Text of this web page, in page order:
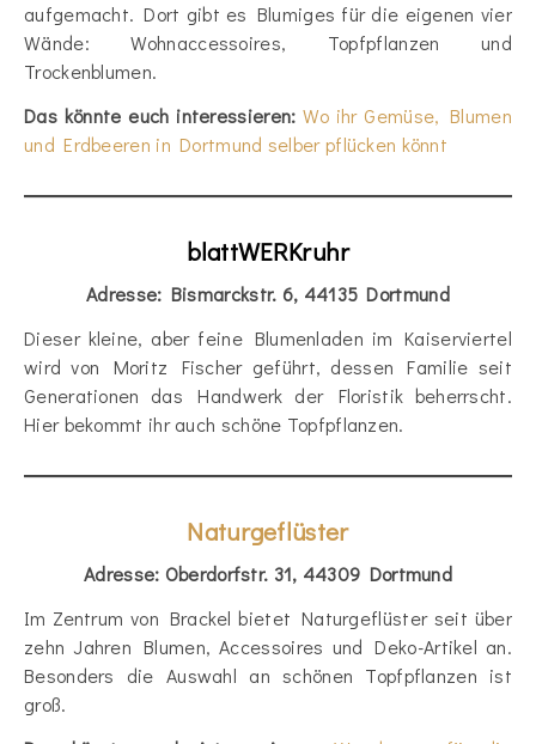
aufgemacht. Dort gibt es Blumiges für die eigenen vier
Wände: Wohnaccessoires, Topfpflanzen und
Trockenblumen.
Das könnte euch interessieren: Wo ihr Gemüse, Blumen
und Erdbeeren in Dortmund selber pflücken könnt
blattWERKruhr
Adresse: Bismarckstr. 6, 44135 Dortmund
Dieser kleine, aber feine Blumenladen im Kaiserviertel
wird von Moritz Fischer geführt, dessen Familie seit
Generationen das Handwerk der Floristik beherrscht.
Hier bekommt ihr auch schöne Topfpflanzen.
Naturgeflüster
Adresse: Oberdorfstr. 31, 44309 Dortmund
Im Zentrum von Brackel bietet Naturgeflüster seit über
zehn Jahren Blumen, Accessoires und Deko-Artikel an.
Besonders die Auswahl an schönen Topfpflanzen ist
groß.